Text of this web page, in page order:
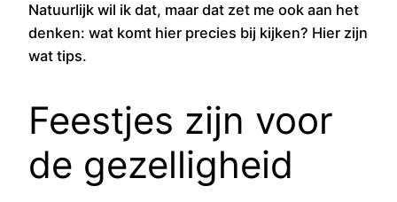
Natuurlijk wil ik dat, maar dat zet me ook aan het
denken: wat komt hier precies bij kijken? Hier zijn
wat tips.
Feestjes zijn voor
de gezelligheid